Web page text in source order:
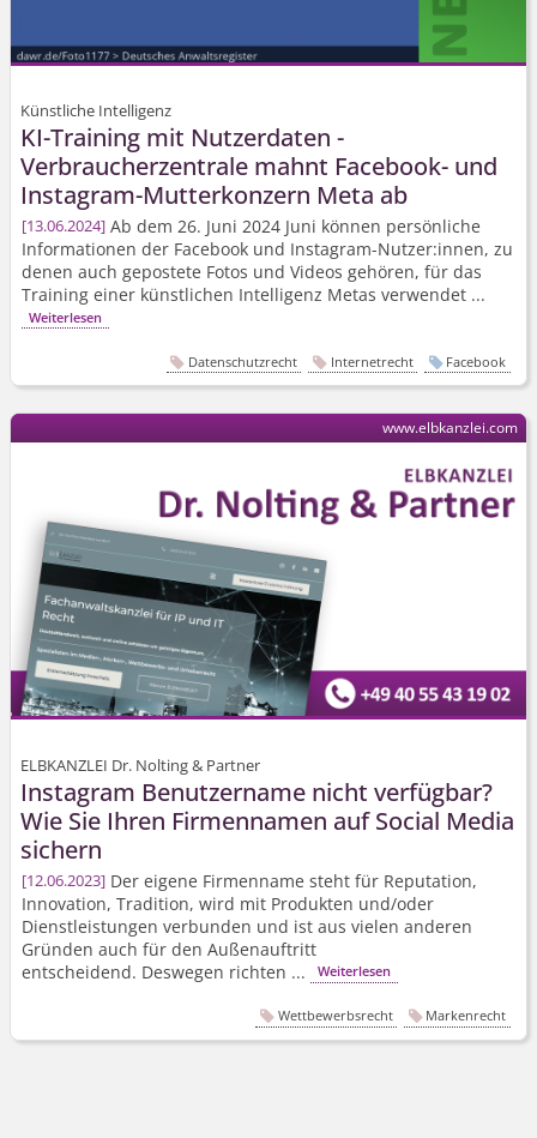
Künstliche Intelligenz
KI-Training mit Nutzerdaten -
Verbraucherzentrale mahnt Facebook- und
Instagram-Mutterkonzern Meta ab
13.06.2024 Ab dem 26. Juni 2024 Juni können persönliche
Informationen der Facebook und Instagram-Nutzer:innen, zu
denen auch gepostete Fotos und Videos gehören, für das
Training einer künstlichen Intelligenz Metas verwendet ...
Weiterlesen
Datenschutzrecht Internetrecht Facebook
ELBKANZLEI Dr. Nolting & Partner
Instagram Benutzername nicht verfügbar?
Wie Sie Ihren Firmennamen auf Social Media
sichern
12.06.2023 Der eigene Firmenname steht für Reputation,
Innovation, Tradition, wird mit Produkten und/oder
Dienstleistungen verbunden und ist aus vielen anderen
Gründen auch für den Außenauftritt
entscheidend. Deswegen richten ...
Weiterlesen
www.elbkanzlei.com
Wettbewerbsrecht Markenrecht